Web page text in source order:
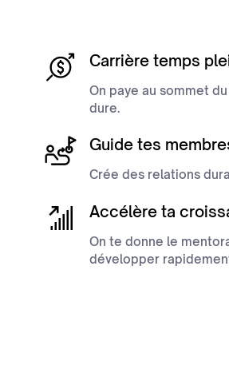
Carrière temps
On paye au sommet
dure.
Guide tes
Crée des relations
Accélère ta
On te donne le
développer